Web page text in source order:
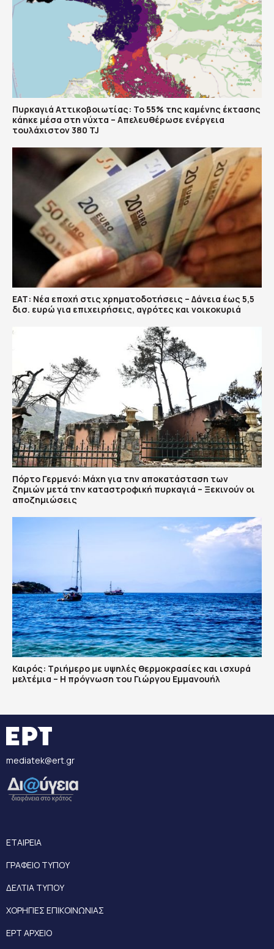
Πυρκαγιά Αττικοβοιωτίας: Το 55% της καμένης έκτασης
κάηκε μέσα στη νύχτα – Απελευθέρωσε ενέργεια
τουλάχιστον 380 TJ
ΕΑΤ: Νέα εποχή στις χρηματοδοτήσεις – Δάνεια έως 5,5
δισ. ευρώ για επιχειρήσεις, αγρότες και νοικοκυριά
Πόρτο Γερμενό: Μάχη για την αποκατάσταση των
ζημιών μετά την καταστροφική πυρκαγιά – Ξεκινούν οι
αποζημιώσεις
Καιρός: Τριήμερο με υψηλές θερμοκρασίες και ισχυρά
μελτέμια – Η πρόγνωση του Γιώργου Εμμανουήλ
mediatek@ert.gr
ΕΤΑΙΡΕΙΑ
ΓΡΑΦΕΙΟ ΤΥΠΟΥ
ΔΕΛΤΙΑ ΤΥΠΟΥ
ΧΟΡΗΓΙΕΣ ΕΠΙΚΟΙΝΩΝΙΑΣ
ΕΡΤ ΑΡΧΕΙΟ